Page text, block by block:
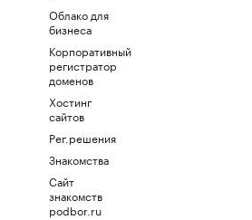
Облако для
бизнеса
Корпоративный
регистратор
доменов
Хостинг
сайтов
Рег.решения
Знакомства
Сайт
знакомств
podbor.ru